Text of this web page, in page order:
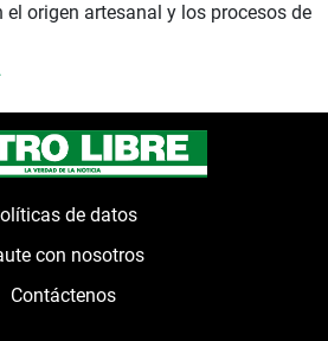
origen artesanal y los procesos de
de datos
con nosotros
Contáctenos